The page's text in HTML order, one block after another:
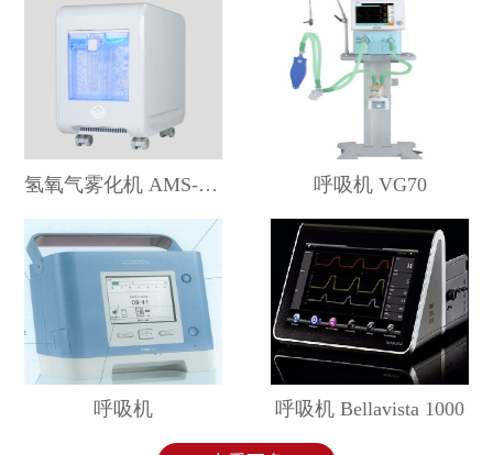
氢氧气雾化机 AMS-H-03 呼吸机 VG70
呼吸机 呼吸机 Bellavista 1000